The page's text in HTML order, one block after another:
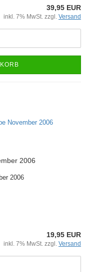
39,95 EUR
inkl. 7% MwSt. zzgl. Versand
2006
2006
19,95 EUR
inkl. 7% MwSt. zzgl. Versand